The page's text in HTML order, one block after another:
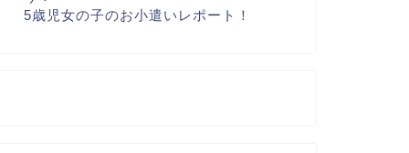
5歳児女の子のお小遣いレポート！